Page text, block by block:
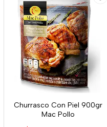
Churrasco Con Piel 900gr
Mac Pollo